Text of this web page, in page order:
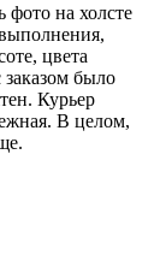
фото на холсте
цвета
заказом было
Курьер
В целом,